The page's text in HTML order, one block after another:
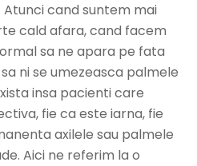
cand suntem mai
cald afara, cand facem
sa ne apara pe fata
ni se umezeasca palmele
insa pacienti care
fie ca este iarna, fie
axilele sau palmele
Aici ne referim la o